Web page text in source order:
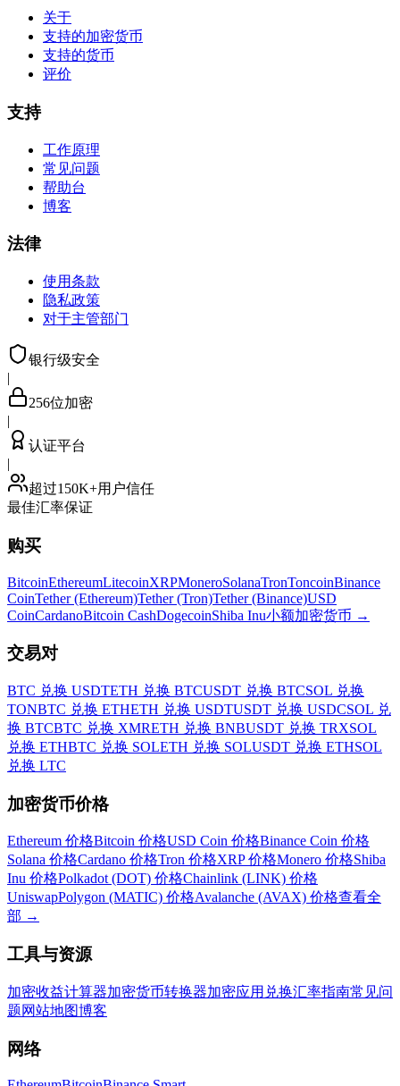
关于
支持的加密货币
支持的货币
评价
支持
工作原理
常见问题
帮助台
博客
法律
使用条款
隐私政策
对于主管部门
银行级安全
|
256位加密
|
认证平台
|
超过150K+用户信任
最佳汇率保证
购买
BitcoinEthereumLitecoinXRPMoneroSolanaTronToncoinBinance
CoinTether (Ethereum)Tether (Tron)Tether (Binance)USD
CoinCardanoBitcoin CashDogecoinShiba Inu小额加密货币 →
交易对
BTC 兑换 USDTETH 兑换 BTCUSDT 兑换 BTCSOL 兑换
TONBTC 兑换 ETHETH 兑换 USDTUSDT 兑换 USDCSOL 兑
换 BTCBTC 兑换 XMRETH 兑换 BNBUSDT 兑换 TRXSOL
兑换 ETHBTC 兑换 SOLETH 兑换 SOLUSDT 兑换 ETHSOL
兑换 LTC
加密货币价格
Ethereum 价格Bitcoin 价格USD Coin 价格Binance Coin 价格
Solana 价格Cardano 价格Tron 价格XRP 价格Monero 价格Shiba
Inu 价格Polkadot (DOT) 价格Chainlink (LINK) 价格
UniswapPolygon (MATIC) 价格Avalanche (AVAX) 价格查看全
部 →
工具与资源
加密收益计算器加密货币转换器加密应用 兑换汇率指南常见问
题网站地图博客
网络